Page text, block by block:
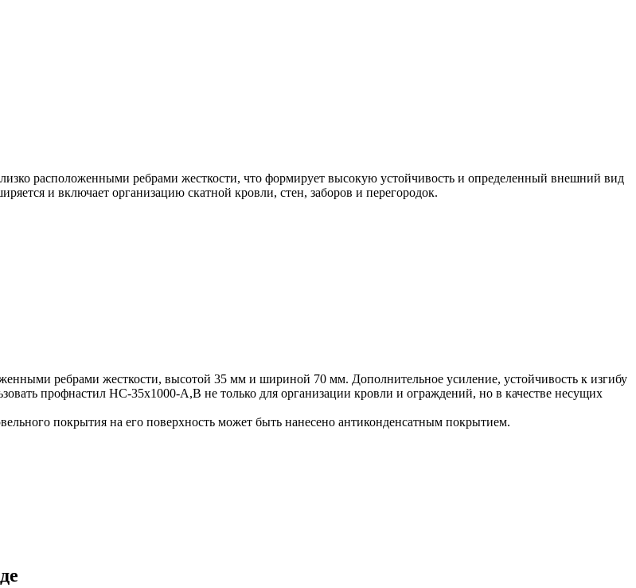
расположенными ребрами жесткости, что формирует высокую устойчивость и определенный внешний вид
и включает организацию скатной кровли, стен, заборов и перегородок.
ребрами жесткости, высотой 35 мм и шириной 70 мм. Дополнительное усиление, устойчивость к изгибу
профнастил НС-35x1000-A,B не только для организации кровли и ограждений, но в качестве несущих
покрытия на его поверхность может быть нанесено антиконденсатным покрытием.